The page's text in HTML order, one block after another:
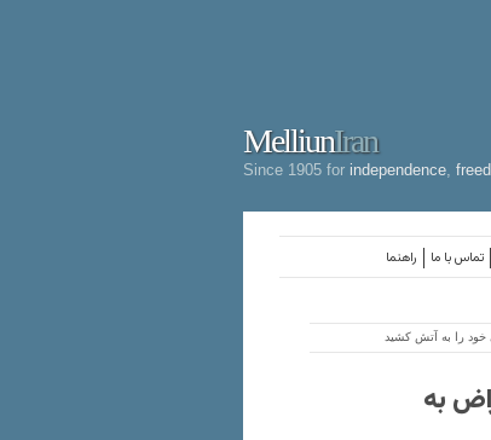
MelliunIran
Since 1905 for independence
راهنما تماس با ما
اعتراض به